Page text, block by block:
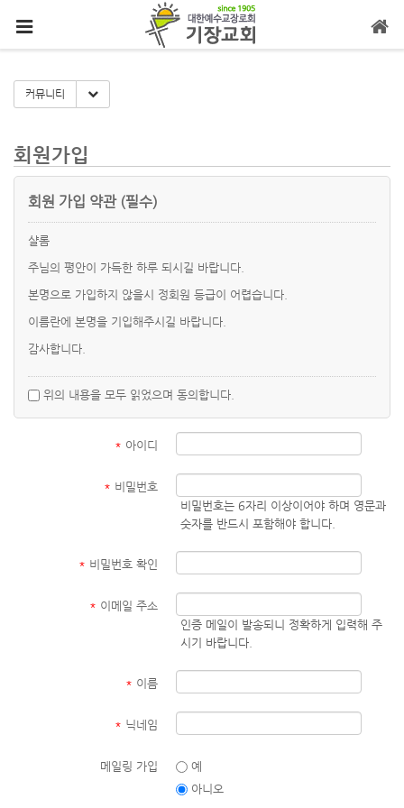
커뮤니티 Toggle Dropdown
회원가입
회원 가입 약관 (필수)
샬롬
주님의 평안이 가득한 하루 되시길 바랍니다.
본명으로 가입하지 않을시 정회원 등급이 어렵습니다.
이름란에 본명을 기입해주시길 바랍니다.
감사합니다.
위의 내용을 모두 읽었으며 동의합니다.
* 아이디
* 비밀번호
비밀번호는 6자리 이상이어야 하며 영문과
숫자를 반드시 포함해야 합니다.
* 비밀번호 확인
* 이메일 주소
인증 메일이 발송되니 정확하게 입력해 주
시기 바랍니다.
* 이름
* 닉네임
메일링 가입
예
아니오